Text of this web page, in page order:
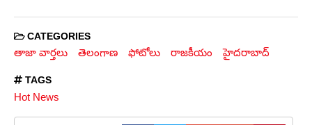
CATEGORIES
తాజా వార్తలు తెలంగాణ ఫోటోలు రాజకీయం హైదరాబాద్
TAGS
Hot News